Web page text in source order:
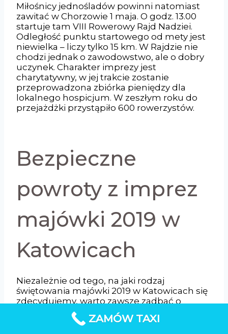
Miłośnicy jednośladów powinni natomiast
zawitać w Chorzowie 1 maja. O godz. 13.00
startuje tam VIII Rowerowy Rajd Nadziei.
Odległość punktu startowego od mety jest
niewielka – liczy tylko 15 km. W Rajdzie nie
chodzi jednak o zawodowstwo, ale o dobry
uczynek. Charakter imprezy jest
charytatywny, w jej trakcie zostanie
przeprowadzona zbiórka pieniędzy dla
lokalnego hospicjum. W zeszłym roku do
przejażdżki przystąpiło 600 rowerzystów.
Bezpieczne
powroty z imprez
majówki 2019 w
Katowicach
Niezależnie od tego, na jaki rodzaj
świętowania majówki 2019 w Katowicach się
zdecydujemy, warto zawsze zadbać o
bezpieczny powrót z imprezy masowej czy
zwiedzania odległych od centrum
ZAMÓW TAXI